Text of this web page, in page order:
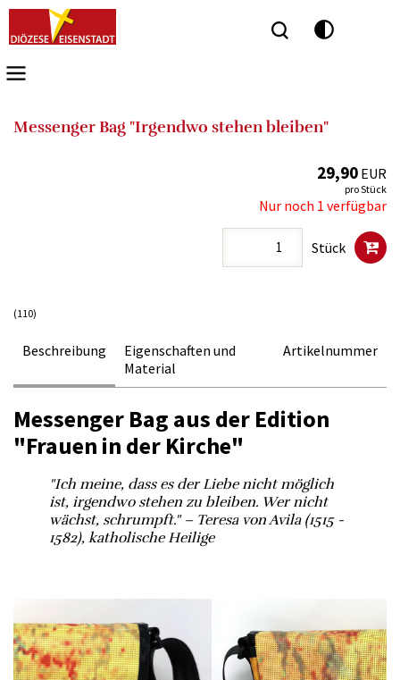
Messenger Bag "Irgendwo stehen bleiben"
29,90 EUR
pro Stück
Nur noch 1 verfügbar
Stück
(110)
Beschreibung
Eigenschaften und
Material
Artikelnummer
Messenger Bag aus der Edition
"Frauen in der Kirche"
"Ich meine, dass es der Liebe nicht möglich
ist, irgendwo stehen zu bleiben. Wer nicht
wächst, schrumpft." – Teresa von Avila (1515 -
1582), katholische Heilige